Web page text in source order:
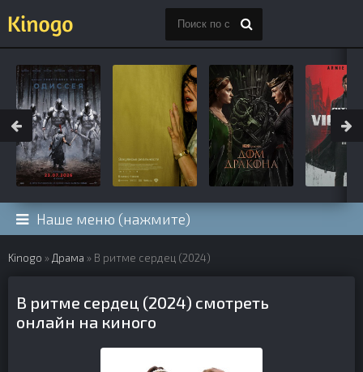
Наше меню (нажмите)
Kinogo » Драма » В ритме сердец (2024)
В ритме сердец (2024) смотреть
онлайн на киного